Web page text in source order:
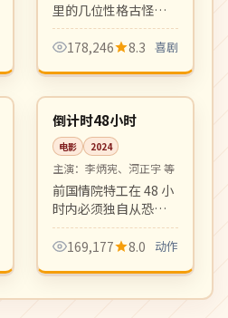
里的几位性格古怪老
人收留了一位逃跑少
女。日常风的奇幻动
178,246 8.3 喜剧
韩国
4K 99:41
倒计时48小时
电影 2024
主演： 李炳宪、河正宇 等
前国情院特工在 48 小
时内必须独自从恐怖
组织手中救出被绑架
的女儿。一镜到底式
张感拉满。
169,177 8.0 动作